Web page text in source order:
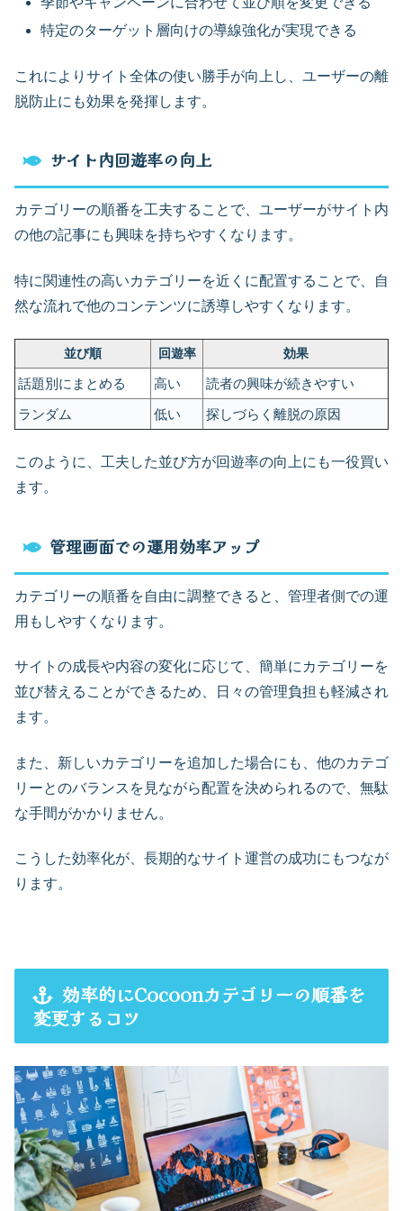
特定のターゲット層向けの導線強化が実現できる
これによりサイト全体の使い勝手が向上し、ユーザーの離
脱防止にも効果を発揮します。
サイト内回遊率の向上
カテゴリーの順番を工夫することで、ユーザーがサイト内
の他の記事にも興味を持ちやすくなります。
特に関連性の高いカテゴリーを近くに配置することで、自
然な流れで他のコンテンツに誘導しやすくなります。
並び順 回遊率 効果
話題別にまとめる 高い
読者の興味が続きやすい
ランダム
低い 探しづらく離脱の原因
このように、工夫した並び方が回遊率の向上にも一役買い
ます。
管理画面での運用効率アップ
カテゴリーの順番を自由に調整できると、管理者側での運
用もしやすくなります。
サイトの成長や内容の変化に応じて、簡単にカテゴリーを
並び替えることができるため、日々の管理負担も軽減され
ます。
また、新しいカテゴリーを追加した場合にも、他のカテゴ
リーとのバランスを見ながら配置を決められるので、無駄
な手間がかかりません。
こうした効率化が、長期的なサイト運営の成功にもつなが
ります。
効率的にCocoonカテゴリーの順番を
変更するコツ